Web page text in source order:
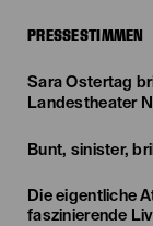
PRESSESTIMMEN
Sara Ostertag
Landestheater
Bunt, sinister,
Die eigentliche
faszinierende